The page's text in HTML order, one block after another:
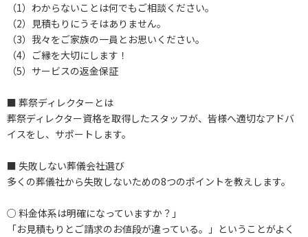
（1）わからないことは何でもご相談ください。
（2）見積もりにうそはありません。
（3）我々をご家族の一員とお思いください。
（4）ご縁を大切にします！
（5）サービスの返金保証
■ 葬祭ディレクターとは
葬祭ディレクター資格を取得したスタッフが、皆様へ適切なアドバ
イスをし、サポートします。
■ 失敗しない葬儀会社選び
多くの葬儀社から失敗しないための8つのポイントを教えします。
○ 料金体系は明確になっていますか？」
「お見積もりとご請求のお値段が違っている。」ということがよく